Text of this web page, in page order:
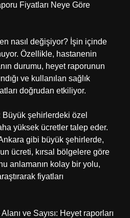
Fiyatları Neye Göre
nasıl değişiyor? İşin içinde
Özellikle, hastanenin
durumu, heyet raporunun
ve kullanılan sağlık
doğrudan etkiliyor.
şehirlerdeki özel
yüksek ücretler talep eder.
gibi büyük şehirlerde,
ücreti, kırsal bölgelere göre
anlamanın kolay bir yolu,
fiyatları
ve Sayısı: Heyet raporları